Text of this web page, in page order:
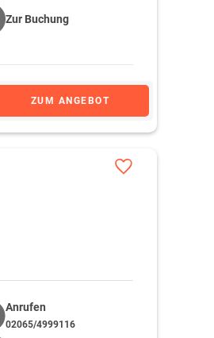
ZUM ANGEBOT
Zur Buchung
Anrufen
02065/4999116